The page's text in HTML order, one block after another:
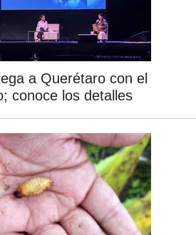
a Querétaro con el
conoce los detalles